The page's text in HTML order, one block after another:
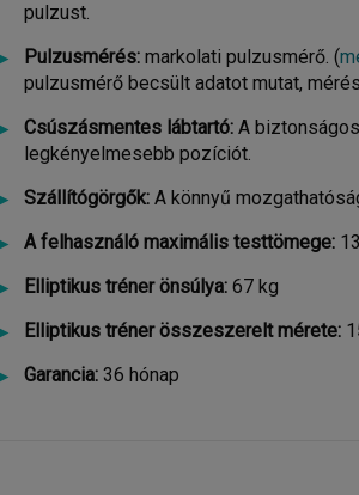
pulzust.
Pulzusmérés: markolati pulzusmérő. (
pulzusmérő becsült adatot mutat,
Csúszásmentes lábtartó: A
legkényelmesebb pozíciót.
Szállítógörgők: A könnyű
A felhasználó maximális testtömege:
Elliptikus tréner önsúlya: 67 kg
Elliptikus tréner összeszerelt mérete:
Garancia: 36 hónap